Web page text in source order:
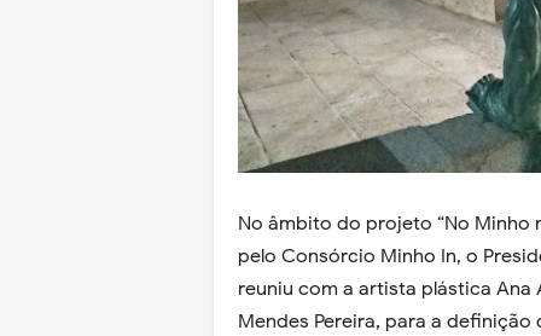
No âmbito do projeto “No Minho
pelo Consórcio Minho In, o
reuniu com a artista plástica
Mendes Pereira, para a